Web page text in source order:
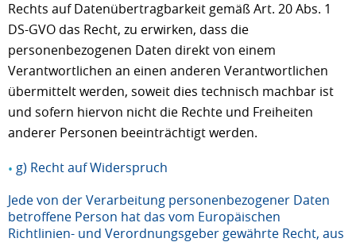
Rechts auf Datenübertragbarkeit gemäß Art. 20 Abs. 1
DS-GVO das Recht, zu erwirken, dass die
personenbezogenen Daten direkt von einem
Verantwortlichen an einen anderen Verantwortlichen
übermittelt werden, soweit dies technisch machbar ist
und sofern hiervon nicht die Rechte und Freiheiten
anderer Personen beeinträchtigt werden.
g) Recht auf Widerspruch
Jede von der Verarbeitung personenbezogener Daten
betroffene Person hat das vom Europäischen
Richtlinien- und Verordnungsgeber gewährte Recht, aus